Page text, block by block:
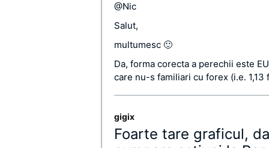
@Nic
Salut,
multumesc 🙂
Da, forma corecta a perechii este
care nu-s familiari cu forex (i.e. 1,13
gigix
Foarte tare graficul,